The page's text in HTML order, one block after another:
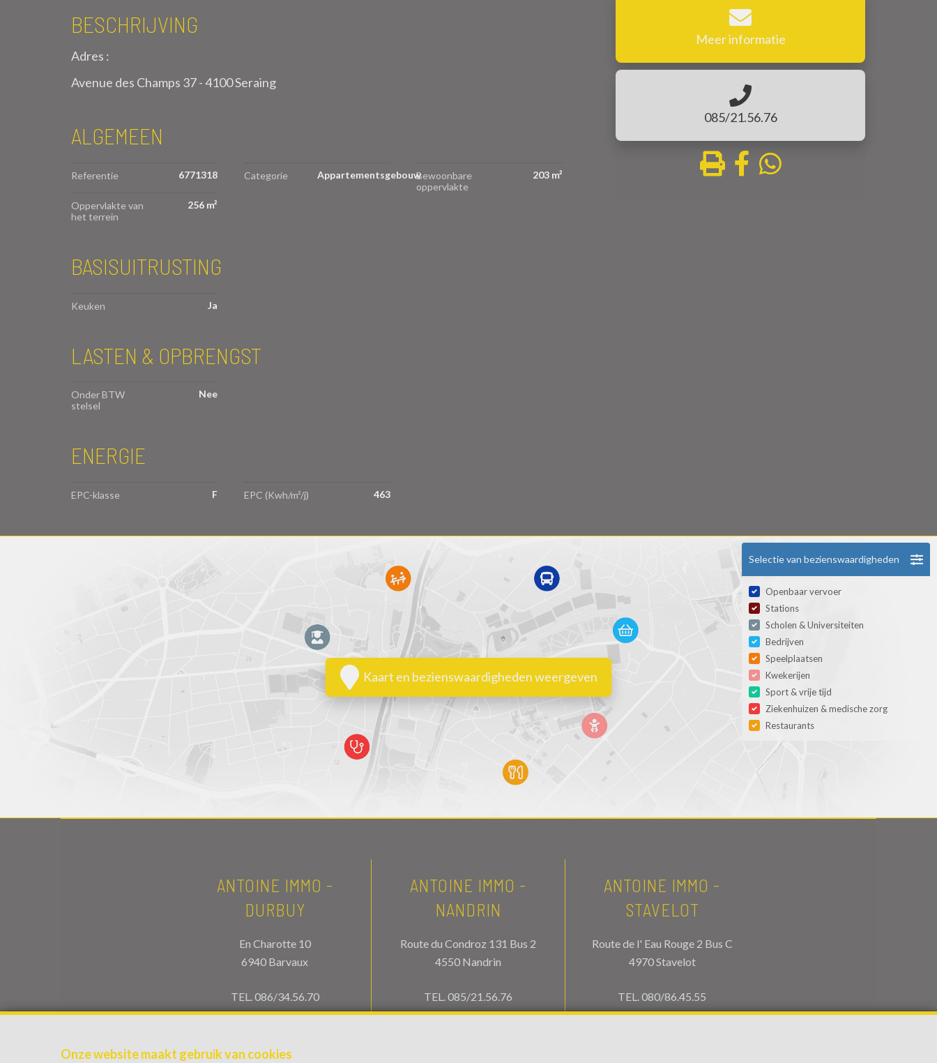
BESCHRIJVING
Adres :
Avenue des Champs 37 - 4100 Seraing
ALGEMEEN
Referentie 6771318 Categorie AppartementsgebouwBewoonbare
oppervlakte
203 m²
Oppervlakte van
het terrein
256 m²
BASISUITRUSTING
Keuken Ja
LASTEN & OPBRENGST
Onder BTW
stelsel
Nee
ENERGIE
EPC-klasse F EPC (Kwh/m²/j) 463
Meer informatie
085/21.56.76
Selectie van bezienswaardigheden
Openbaar vervoer
Stations
Scholen & Universiteiten
Bedrijven
Speelplaatsen
Kwekerijen
Sport & vrije tijd
Ziekenhuizen & medische zorg
Restaurants
Kaart en bezienswaardigheden weergeven
Onze website maakt gebruik van cookies
ANTOINE IMMO -
DURBUY
En Charotte 10
6940 Barvaux
TEL.086/34.56.70
info@antoineimmo.be
ANTOINE IMMO -
NANDRIN
Route du Condroz 131 Bus 2
4550 Nandrin
TEL.085/21.56.76
info@antoineimmo.be
ANTOINE IMMO -
STAVELOT
Route de l' Eau Rouge 2 Bus C
4970 Stavelot
TEL.080/86.45.55
info@antoineimmo.be